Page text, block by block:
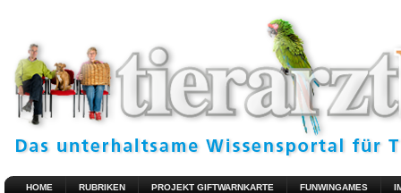
HOME RUBRIKEN PROJEKT GIFTWARNKARTE FUNWINGAMES